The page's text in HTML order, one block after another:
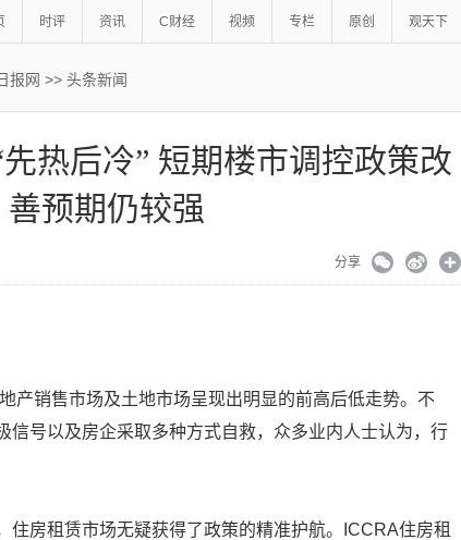
时评 资讯 C财经 视频 专栏 原创 观天下
报网 >> 头条新闻
热后冷” 短期楼市调控政策改
善预期仍较强
分享
产销售市场及土地市场呈现出明显的前高后低走势。不
信号以及房企采取多种方式自救，众多业内人士认为，行
住房租赁市场无疑获得了政策的精准护航。ICCRA住房租